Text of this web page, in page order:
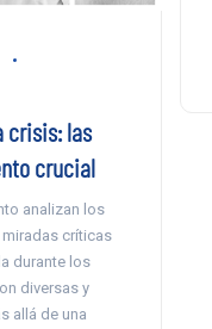
crisis: las
crucial
analizan los
miradas críticas
durante los
diversas y
allá de una